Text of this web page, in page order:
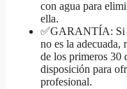
con agua para
ella.
✅GARANTÍA: Si
no es la adecuada,
de los primeros 30
disposición para
profesional.